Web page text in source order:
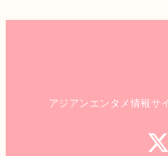
アジアンエンタメ情報サ